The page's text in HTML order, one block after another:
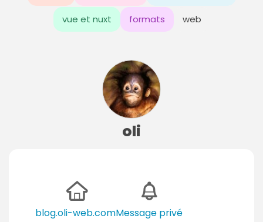
vue et nuxt formats web
oli
blog.oli-web.comMessage privé